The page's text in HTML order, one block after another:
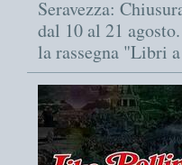
Seravezza:
dal 10 al 21
la rassegna "Libri